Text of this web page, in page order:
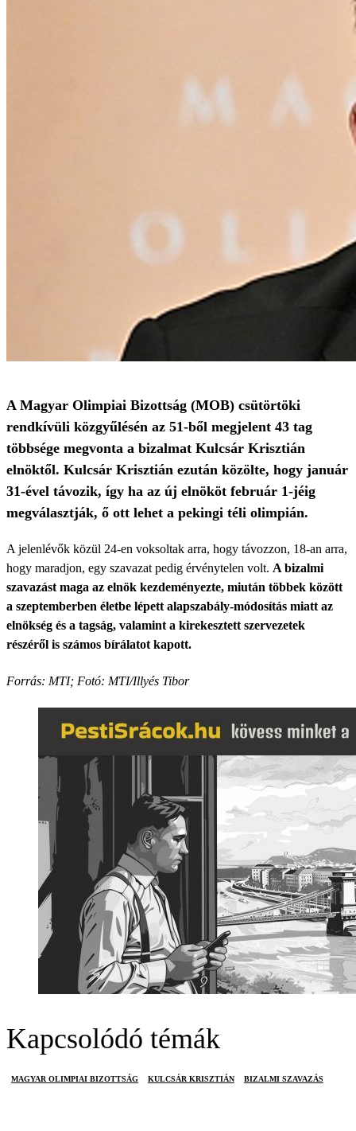
A Magyar Olimpiai Bizottság (MOB) csütörtöki
rendkívüli közgyűlésén az 51-ből megjelent 43 tag
többsége megvonta a bizalmat Kulcsár Krisztián
elnöktől. Kulcsár Krisztián ezután közölte, hogy január
31-ével távozik, így ha az új elnököt február 1-jéig
megválasztják, ő ott lehet a pekingi téli olimpián.
A jelenlévők közül 24-en voksoltak arra, hogy távozzon, 18-an arra,
hogy maradjon, egy szavazat pedig érvénytelen volt. A bizalmi
szavazást maga az elnök kezdeményezte, miután többek között
a szeptemberben életbe lépett alapszabály-módosítás miatt az
elnökség és a tagság, valamint a kirekesztett szervezetek
részéről is számos bírálatot kapott.
Forrás: MTI; Fotó: MTI/Illyés Tibor
Kapcsolódó témák
MAGYAR OLIMPIAI BIZOTTSÁG KULCSÁR KRISZTIÁN BIZALMI SZAVAZÁS